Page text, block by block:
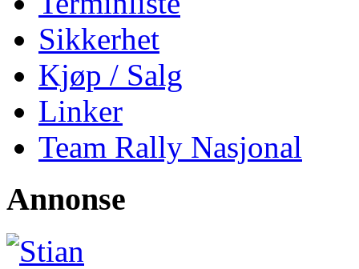
Sikkerhet
Kjøp / Salg
Linker
Team Rally Nasjonal
Annonse